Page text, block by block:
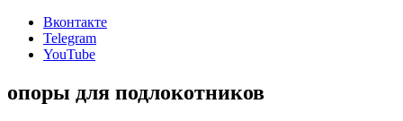
Вконтакте
Telegram
YouTube
опоры для подлокотников